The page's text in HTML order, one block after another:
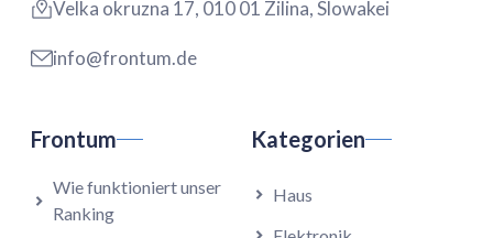
Velka okruzna 17, 010 01 Zilina, Slowakei
info@frontum.de
Frontum
Wie funktioniert unser
Ranking
Kategorien
Haus